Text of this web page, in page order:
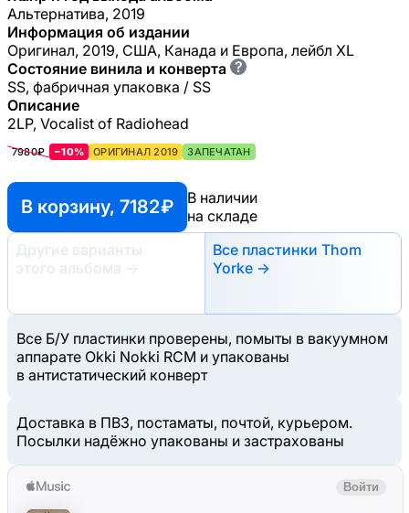
Альтернатива, 2019
Информация об издании
Оригинал, 2019, США, Канада и Европа, лейбл XL
Состояние винила и конверта ?
SS, фабричная упаковка / SS
Описание
2LP, Vocalist of Radiohead
7980₽ −10% ОРИГИНАЛ 2019 ЗАПЕЧАТАН
В корзину, 7182 ₽
В наличии
на складе
Другие варианты
этого альбома
→
Все пластинки Thom
Yorke →
Все Б/У пластинки проверены, помыты в вакуумном
аппарате Okki Nokki RCM и упакованы
в антистатический конверт
Доставка в ПВЗ, постаматы, почтой, курьером.
Посылки надёжно упакованы и застрахованы